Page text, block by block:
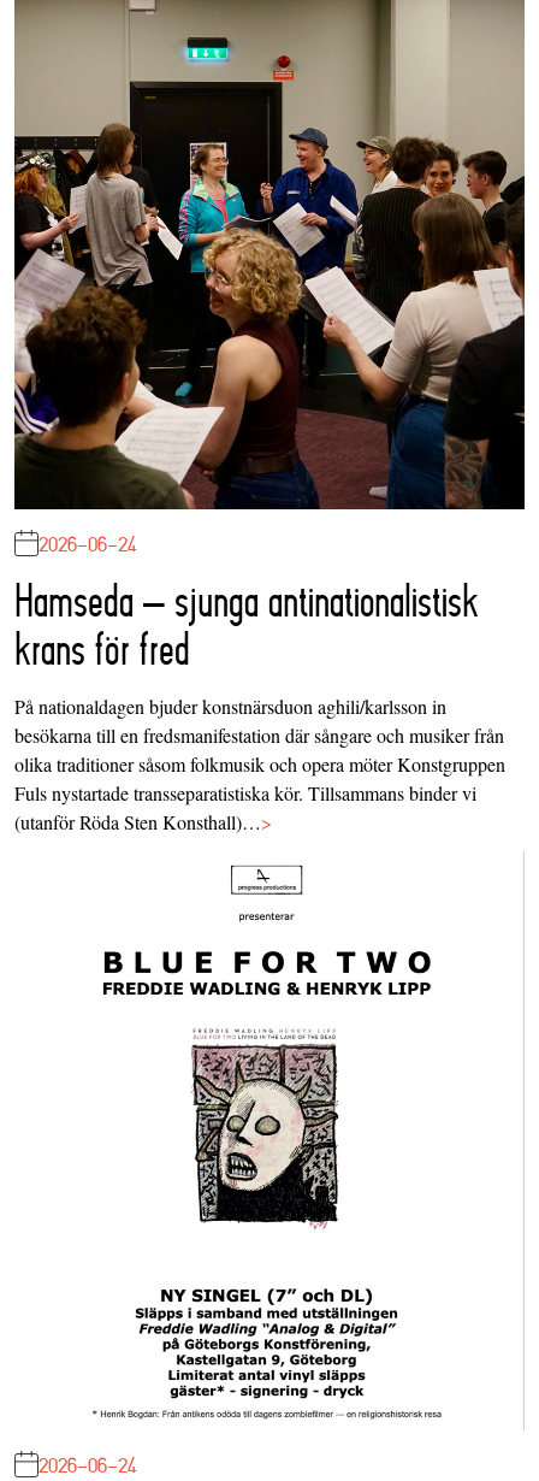
2026-06-24
Hamseda – sjunga antinationalistisk
krans för fred
På nationaldagen bjuder konstnärsduon aghili/karlsson in
besökarna till en fredsmanifestation där sångare och musiker från
olika traditioner såsom folkmusik och opera möter Konstgruppen
Fuls nystartade transseparatistiska kör. Tillsammans binder vi
(utanför Röda Sten Konsthall)…>
2026-06-24